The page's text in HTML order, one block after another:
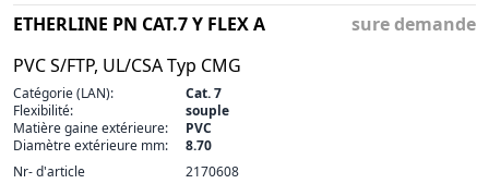
ETHERLINE PN CAT.7 Y FLEX A
PVC S/FTP, UL/CSA Typ CMG
sure demande
Catégorie (LAN):
Cat. 7
Flexibilité:
souple
Matière gaine extérieure:
PVC
Diamètre extérieure mm:
8.70
Nr- d'article
2170608